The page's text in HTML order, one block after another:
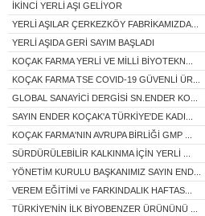
İKİNCİ YERLİ AŞI GELİYOR
YERLİ AŞILAR ÇERKEZKÖY FABRİKAMIZDA...
YERLİ AŞIDA GERİ SAYIM BAŞLADI
KOÇAK FARMA YERLİ VE MİLLİ BİYOTEKN...
KOÇAK FARMA TSE COVID-19 GÜVENLİ ÜR...
GLOBAL SANAYİCİ DERGİSİ SN.ENDER KO...
SAYIN ENDER KOÇAK'A TÜRKİYE'DE KADI...
KOÇAK FARMA'NIN AVRUPA BİRLİĞİ GMP ...
SÜRDÜRÜLEBİLİR KALKINMA İÇİN YERLİ ...
YÖNETİM KURULU BAŞKANIMIZ SAYIN END...
VEREM EĞİTİMİ ve FARKINDALIK HAFTAS...
TÜRKİYE'NİN İLK BİYOBENZER ÜRÜNÜNÜ ...